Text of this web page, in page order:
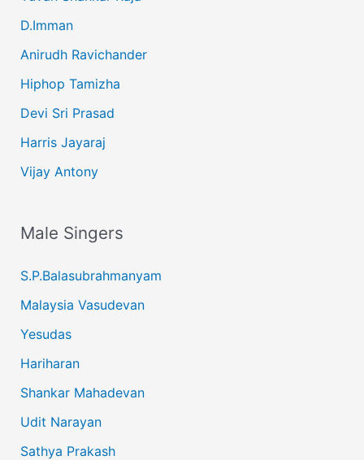
D.Imman
Anirudh Ravichander
Hiphop Tamizha
Devi Sri Prasad
Harris Jayaraj
Vijay Antony
Male Singers
S.P.Balasubrahmanyam
Malaysia Vasudevan
Yesudas
Hariharan
Shankar Mahadevan
Udit Narayan
Sathya Prakash